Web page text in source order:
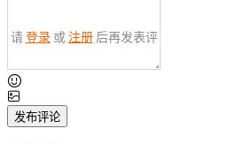
请 登录 或 注册 后再发表评
发布评论